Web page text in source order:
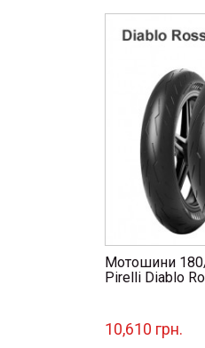
...
Мотошини
Pirelli Diablo
10,610 грн.